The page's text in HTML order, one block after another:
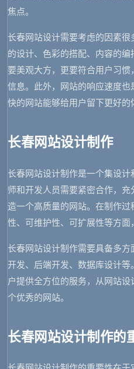
焦点。
长春网站设计需要考虑的因素
的设计、色彩的搭配、内容的
要美观大方，更要符合用户习
信息。此外，网站的响应速度
快的网站能够给用户留下更好的
长春网站设计制作
长春网站设计制作是一个集设
师和开发人员需要紧密合作，
造一个高质量的网站。在制作
性、可维护性、可扩展性等方面
长春网站设计制作需要具备多
开发、后端开发、数据库设计
户提供全方位的服务，从网站
个优秀的网站。
长春网站设计制作的